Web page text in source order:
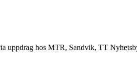
uppdrag hos MTR, Sandvik, TT